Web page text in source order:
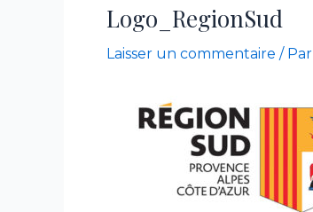
Logo_RegionSud
Laisser un commentaire / Par